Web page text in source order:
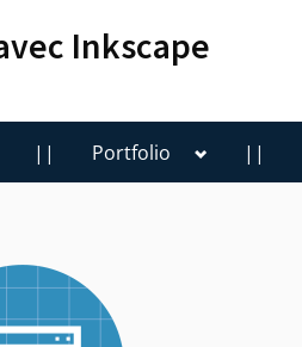
Inkscape
|| Portfolio Toggle
menu
||